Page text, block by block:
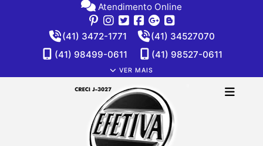
Atendimento Online
(41) 3472-1771
(41) 34527070
(41) 98499-0611
(41) 98527-0611
VER MAIS